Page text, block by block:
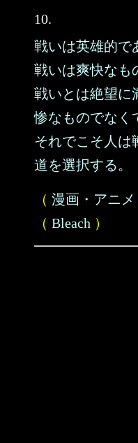
10.
戦いは英雄的で
戦いは爽快なも
戦いとは絶望に
惨なものでなく
それでこそ人は
道を選択する。
（ 漫画・アニメ
（ Bleach ）